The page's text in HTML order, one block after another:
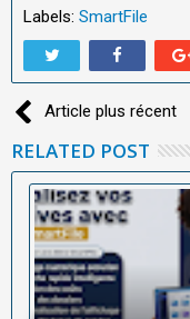
Labels: SmartFile
Article plus récent
RELATED POST